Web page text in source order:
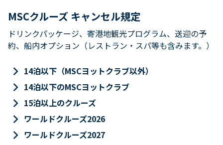
MSCクルーズ キャンセル規定
ドリンクパッケージ、寄港地観光プログラム、送迎の予
約、船内オプション（レストラン・スパ等も含みます。）
keyboard_arrow_right 14泊以下（MSCヨットクラブ以外）
keyboard_arrow_right 14泊以下のMSCヨットクラブ
keyboard_arrow_right 15泊以上のクルーズ
keyboard_arrow_right ワールドクルーズ2026
keyboard_arrow_right ワールドクルーズ2027